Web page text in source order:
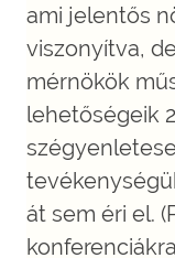
ami jelentős
viszonyítva,
mérnökök
lehetőségeik
át sem éri el.